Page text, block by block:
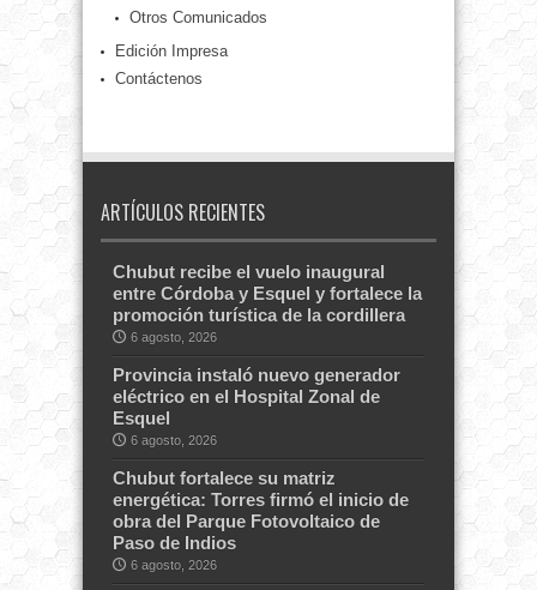
Otros Comunicados
Edición Impresa
Contáctenos
ARTÍCULOS RECIENTES
Chubut recibe el vuelo inaugural
entre Córdoba y Esquel y fortalece la
promoción turística de la cordillera
6 agosto, 2026
Provincia instaló nuevo generador
eléctrico en el Hospital Zonal de
Esquel
6 agosto, 2026
Chubut fortalece su matriz
energética: Torres firmó el inicio de
obra del Parque Fotovoltaico de
Paso de Indios
6 agosto, 2026